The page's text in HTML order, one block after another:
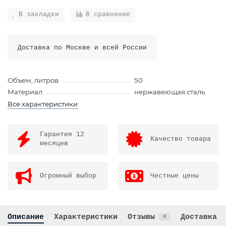
В закладки В сравнение
Доставка по Москве и всей России
Объем, литров
50
Материал
нержавеющая сталь
Все характеристики
Гарантия 12
месяцев
Качество товара
Огромный выбор Честные цены
Описание Характеристики Отзывы 0 Доставка